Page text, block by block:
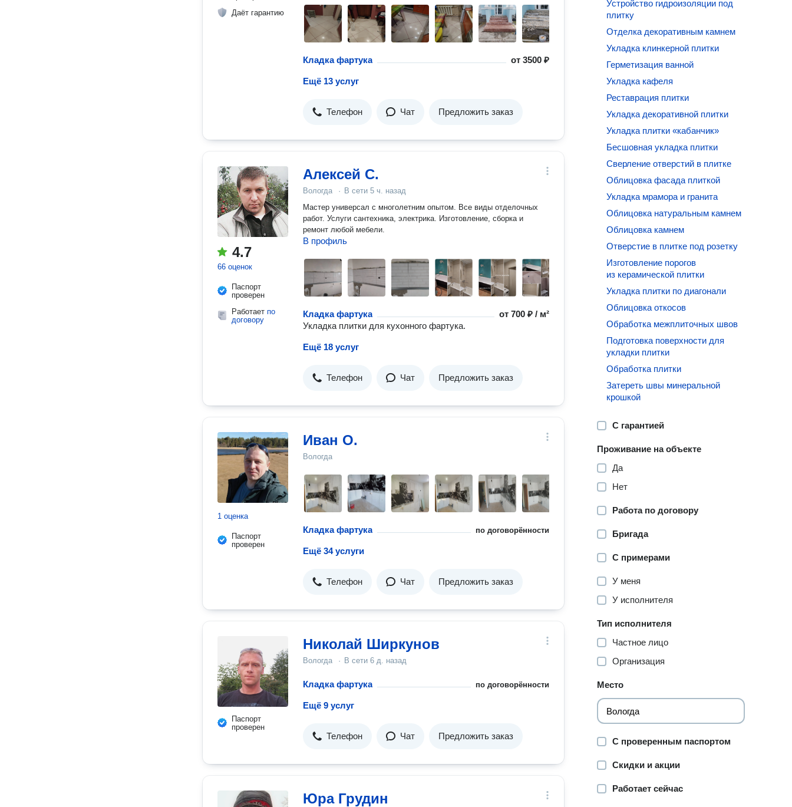
Даёт гарантию
Кладка фартука от3500 ₽
Ещё 13 услуг
Телефон Чат Предложить заказ
4.7
66 оценок
Паспорт
проверен
Работает по
договору
Алексей С.
Вологда · В сети 5 ч. назад
Мастер универсал с многолетним опытом. Все виды отделочных
работ. Услуги сантехника, электрика. Изготовление, сборка и
ремонт любой мебели.
В профиль
Кладка фартука от700 ₽ / м²
Укладка плитки для кухонного фартука.
Ещё 18 услуг
Телефон Чат Предложить заказ
1 оценка
Паспорт
проверен
Иван О.
Вологда
Кладка фартука по договорённости
Ещё 34 услуги
Телефон Чат Предложить заказ
Паспорт
проверен
Николай Ширкунов
Вологда · В сети 6 д. назад
Кладка фартука по договорённости
Ещё 9 услуг
Телефон Чат Предложить заказ
Юра Грудин
Устройство гидроизоляции под
плитку
Отделка декоративным камнем
Укладка клинкерной плитки
Герметизация ванной
Укладка кафеля
Реставрация плитки
Укладка декоративной плитки
Укладка плитки «кабанчик»
Бесшовная укладка плитки
Сверление отверстий в плитке
Облицовка фасада плиткой
Укладка мрамора и гранита
Облицовка натуральным камнем
Облицовка камнем
Отверстие в плитке под розетку
Изготовление порогов
из керамической плитки
Укладка плитки по диагонали
Облицовка откосов
Обработка межплиточных швов
Подготовка поверхности для
укладки плитки
Обработка плитки
Затереть швы минеральной
крошкой
С гарантией
Проживание на объекте
Да
Нет
Работа по договору
Бригада
С примерами
У меня
У исполнителя
Тип исполнителя
Частное лицо
Организация
Место
С проверенным паспортом
Скидки и акции
Работает сейчас